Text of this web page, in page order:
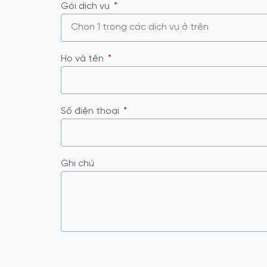
Gói dịch vụ
Họ và tên
Số điện thoại
Ghi chú